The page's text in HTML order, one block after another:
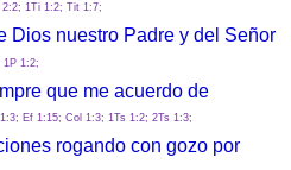
1Ti 1:2; Tit 1:7;
Dios nuestro Padre y del Señor
1P 1:2;
que me acuerdo de
Ef 1:15; Col 1:3; 1Ts 1:2; 2Ts 1:3;
rogando con gozo por